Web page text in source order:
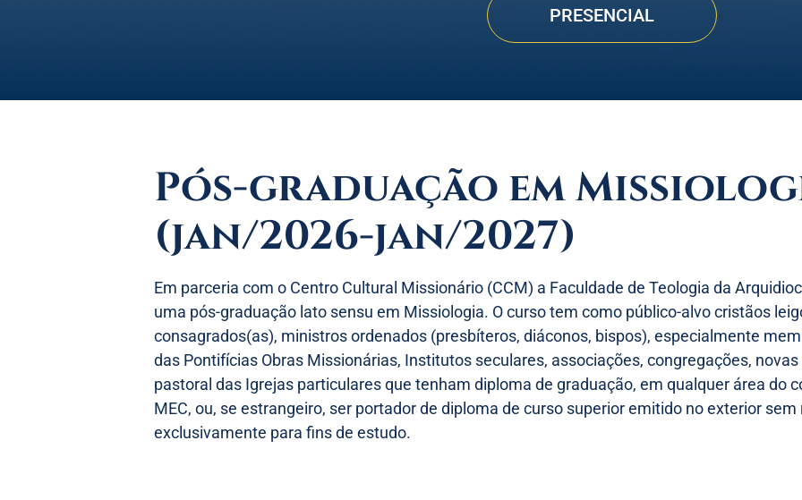
PRESENCIAL
Pós-graduação em
(jan/2026-jan/2027)
Em parceria com o Centro Cultural Missionário (CCM) a Faculdade de Teologia da
uma pós-graduação lato sensu em Missiologia. O curso tem como público-alvo cristãos
consagrados(as), ministros ordenados (presbíteros, diáconos, bispos), especialmente
das Pontifícias Obras Missionárias, Institutos seculares, associações, congregações,
pastoral das Igrejas particulares que tenham diploma de graduação, em qualquer área do
MEC, ou, se estrangeiro, ser portador de diploma de curso superior emitido no exterior
exclusivamente para fins de estudo.